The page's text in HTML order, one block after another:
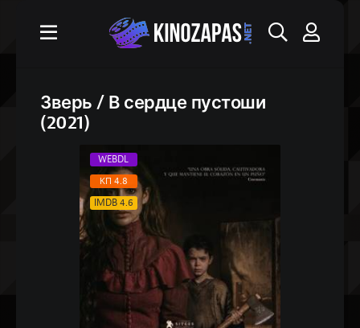
Зверь / В сердце пустоши
(2021)
WEBDL
КП 4.8
IMDB 4.6